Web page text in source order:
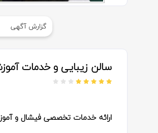
گزارش آگهی
سالن زیبایی و خدمات
ارائه خدمات تخصصی فیشال و